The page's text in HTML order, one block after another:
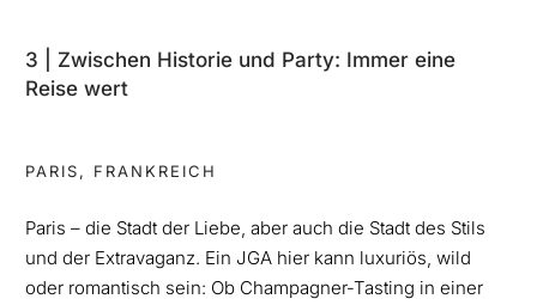
3 | Zwischen Historie und Party: Immer eine
Reise wert
PARIS, FRANKREICH
Paris – die Stadt der Liebe, aber auch die Stadt des Stils
und der Extravaganz. Ein JGA hier kann luxuriös, wild
oder romantisch sein: Ob Champagner-Tasting in einer